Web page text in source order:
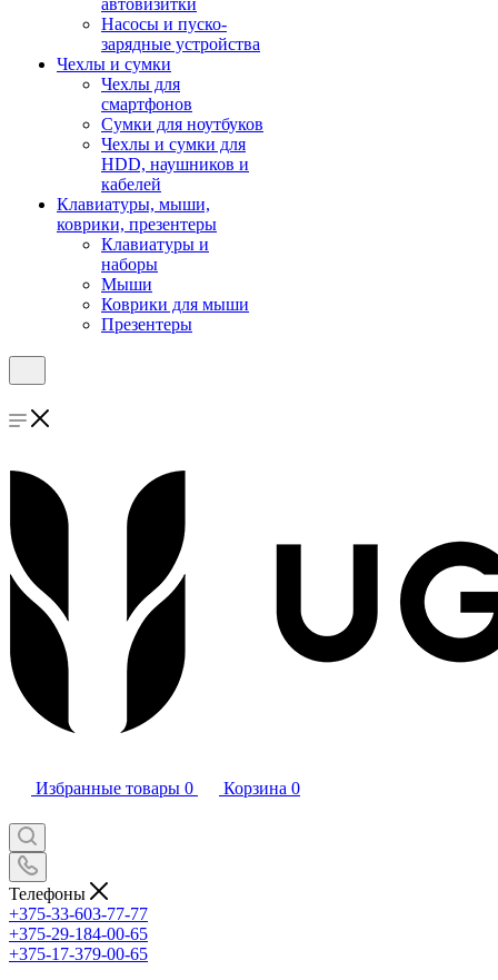
автовизитки
Насосы и пуско-
зарядные устройства
Чехлы и сумки
Чехлы для
смартфонов
Сумки для ноутбуков
Чехлы и сумки для
HDD, наушников и
кабелей
Клавиатуры, мыши,
коврики, презентеры
Клавиатуры и
наборы
Мыши
Коврики для мыши
Презентеры
Избранные товары 0 Корзина 0
Телефоны
+375-33-603-77-77
+375-29-184-00-65
+375-17-379-00-65